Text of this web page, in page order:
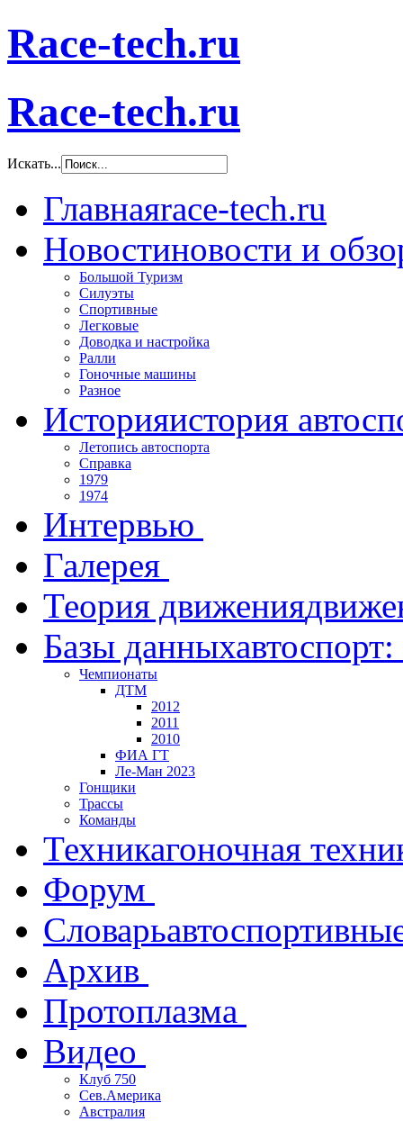
Race-tech.ru
Race-tech.ru
Искать...
Главнаяrace-tech.ru
Новостиновости и
Большой Туризм
Силуэты
Спортивные
Легковые
Доводка и настройка
Ралли
Гоночные машины
Разное
Историяистория
Летопись автоспорта
Справка
1979
1974
Интервью
Галерея
Теория движения
Базы данных
Чемпионаты
ДТМ
2012
2011
2010
ФИА ГТ
Ле-Ман 2023
Гонщики
Трассы
Команды
Техникагоночная
Форум
Словарь
Архив
Протоплазма
Видео
Клуб 750
Сев.Америка
Австралия